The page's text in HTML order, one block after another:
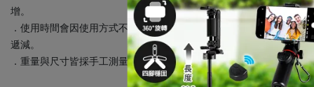
增。
．使用時間會因使用方式不同(亮度、燈色、環境溫度…等)，而有所
遞減。
．重量與尺寸皆採手工測量，±3%屬正常誤差範圍。